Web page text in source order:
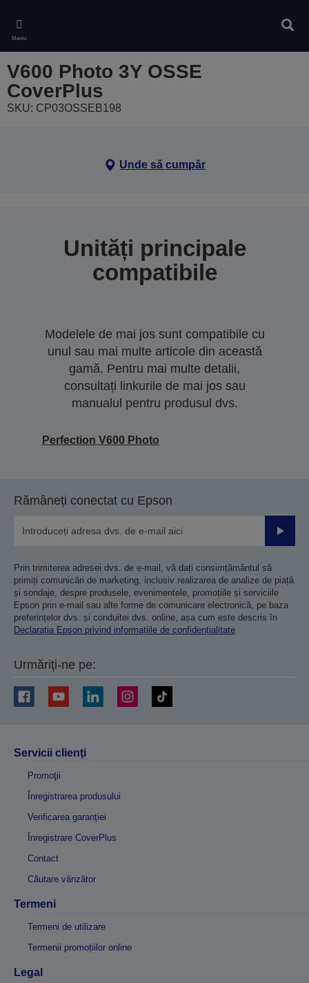
main
content
Meniu
V600 Photo 3Y OSSE
CoverPlus
SKU: CP03OSSEB198
Unde să cumpăr
Unități principale
compatibile
Modelele de mai jos sunt compatibile cu
unul sau mai multe articole din această
gamă. Pentru mai multe detalii,
consultați linkurile de mai jos sau
manualul pentru produsul dvs.
Perfection V600 Photo
Rămâneți conectat cu Epson
Prin trimiterea adresei dvs. de e-mail, vă dați consimțământul să
primiți comunicări de marketing, inclusiv realizarea de analize de piață
și sondaje, despre produsele, evenimentele, promoțiile și serviciile
Epson prin e-mail sau alte forme de comunicare electronică, pe baza
preferințelor dvs. și conduitei dvs. online, așa cum este descris în
Declarația Epson privind informațiile de confidențialitate
Urmăriți-ne pe:
Servicii clienţi
Promoţii
Înregistrarea produsului
Verificarea garanției
Înregistrare CoverPlus
Contact
Căutare vânzător
Termeni
Termeni de utilizare
Termenii promoțiilor online
Legal